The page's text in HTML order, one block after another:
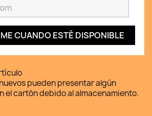
CUANDO ESTÉ DISPONIBLE
pueden presentar algún
el cartón debido al almacenamiento.